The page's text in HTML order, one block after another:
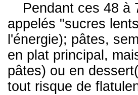
Pendant ces 48 à
appelés "sucres
l'énergie); pâtes,
en plat principal,
pâtes) ou en
tout risque de